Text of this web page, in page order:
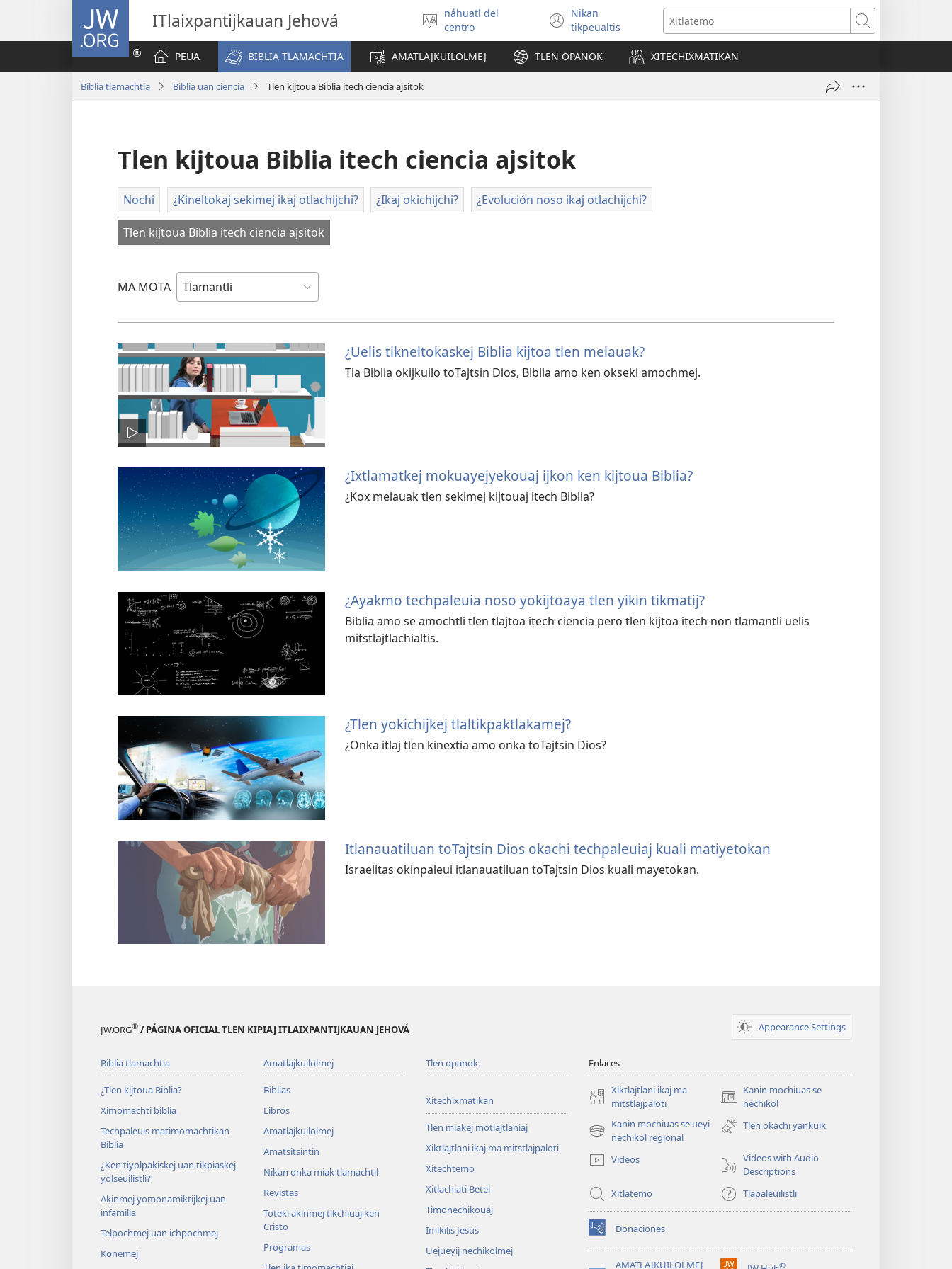
JW.ORG
ITlaixpantijkauan Jehová
se
tlajtoli
náhuatl del
centro
Nikan
tikpeualtis
(xiktlapo
okse
ventana)
Xitlatemo
PEUA BIBLIA TLAMACHTIA AMATLAJKUILOLMEJ TLEN OPANOK XITECHIXMATIKAN
Biblia tlamachtia Biblia uan ciencia Tlen kijtoua Biblia itech ciencia ajsitok
Tlen kijtoua Biblia itech ciencia ajsitok
Nochi ¿Kineltokaj sekimej ikaj otlachijchi? ¿Ikaj okichijchi? ¿Evolución noso ikaj otlachijchi?
Tlen kijtoua Biblia itech ciencia ajsitok
MA MOTA
¿Uelis tikneltokaskej Biblia kijtoa tlen melauak?
Tla Biblia okijkuilo toTajtsin Dios, Biblia amo ken okseki amochmej.
¿Ixtlamatkej mokuayejyekouaj ijkon ken kijtoua Biblia?
¿Kox melauak tlen sekimej kijtouaj itech Biblia?
¿Ayakmo techpaleuia noso yokijtoaya tlen yikin tikmatij?
Biblia amo se amochtli tlen tlajtoa itech ciencia pero tlen kijtoa itech non tlamantli uelis
mitstlajtlachialtis.
¿Tlen yokichijkej tlaltikpaktlakamej?
¿Onka itlaj tlen kinextia amo onka toTajtsin Dios?
Itlanauatiluan toTajtsin Dios okachi techpaleuiaj kuali matiyetokan
Israelitas okinpaleui itlanauatiluan toTajtsin Dios kuali mayetokan.
JW.ORG® / PÁGINA OFICIAL TLEN KIPIAJ ITLAIXPANTIJKAUAN JEHOVÁ Appearance Settings
Biblia tlamachtia
¿Tlen kijtoua Biblia?
Ximomachti biblia
Techpaleuis matimomachtikan
Biblia
¿Ken tiyolpakiskej uan tikpiaskej
yolseuilistli?
Akinmej yomonamiktijkej uan
infamilia
Telpochmej uan ichpochmej
Konemej
Amatlajkuilolmej
Biblias
Libros
Amatlajkuilolmej
Amatsitsintin
Nikan onka miak tlamachtil
Revistas
Toteki akinmej tikchiuaj ken
Cristo
Programas
Tlen opanok
Xitechixmatikan
Tlen miakej motlajtlaniaj
Xiktlajtlani ikaj ma mitstlajpaloti
Xitechtemo
Xitlachiati Betel
Timonechikouaj
Imikilis Jesús
Uejueyij nechikolmej
Enlaces
Xiktlajtlani ikaj ma
mitstlajpaloti
Kanin mochiuas se
nechikol
(xiktlapo
okse
ventana)
Kanin mochiuas se ueyi
nechikol regional
(xiktlapo
ventana)
Tlen okachi yankuik
Videos
Videos with Audio
Descriptions
Xitlatemo
Tlapaleuilistli
Donaciones
(xiktlapo
okse
ventana)AMATLAJKUILOLMEJ ®